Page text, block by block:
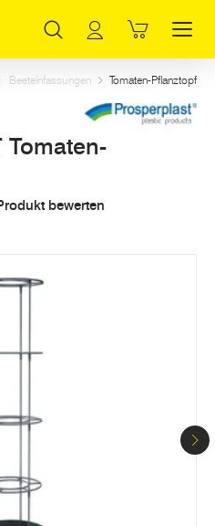
Beeteinfassungen Tomaten-Pflanztopf
Tomaten-
bewerten